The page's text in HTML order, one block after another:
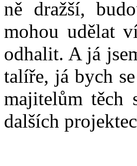
ně dražší,
mohou udělat
odhalit. A já
talíře, já bych
majitelům těch
dalších